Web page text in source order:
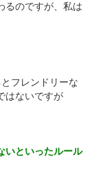
るのですが、私は
フレンドリーな
はないですが
いといったルール